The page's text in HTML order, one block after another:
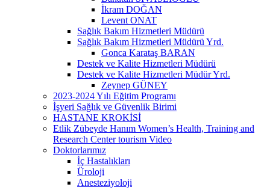
İkram DOĞAN
Levent ONAT
Sağlık Bakım Hizmetleri Müdürü
Sağlık Bakım Hizmetleri Müdürü Yrd.
Gonca Karataş BARAN
Destek ve Kalite Hizmetleri Müdürü
Destek ve Kalite Hizmetleri Müdür Yrd.
Zeynep GÜNEY
2023-2024 Yılı Eğitim Programı
İşyeri Sağlık ve Güvenlik Birimi
HASTANE KROKİSİ
Etlik Zübeyde Hanım Women’s Health, Training and
Research Center tourism Video
Doktorlarımız
İç Hastalıkları
Üroloji
Anesteziyoloji